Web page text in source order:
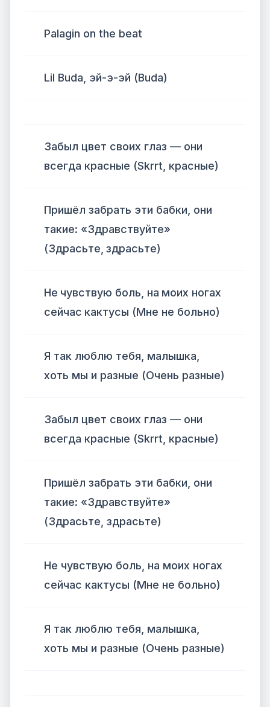
Palagin on the beat
Lil Buda, эй-э-эй (Buda)
Забыл цвет своих глаз — они
всегда красные (Skrrt, красные)
Пришёл забрать эти бабки, они
такие: «Здравствуйте»
(Здрасьте, здрасьте)
Не чувствую боль, на моих ногах
сейчас кактусы (Мне не больно)
Я так люблю тебя, малышка,
хоть мы и разные (Очень разные)
Забыл цвет своих глаз — они
всегда красные (Skrrt, красные)
Пришёл забрать эти бабки, они
такие: «Здравствуйте»
(Здрасьте, здрасьте)
Не чувствую боль, на моих ногах
сейчас кактусы (Мне не больно)
Я так люблю тебя, малышка,
хоть мы и разные (Очень разные)